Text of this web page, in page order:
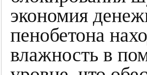
экономия
пенобетона
влажность в